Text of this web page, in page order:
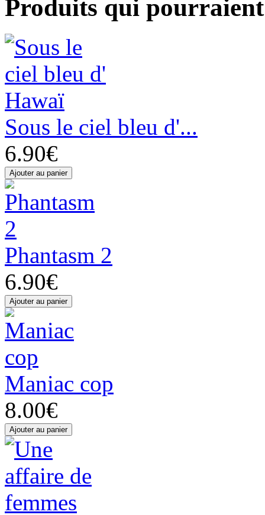
Produits qui
Sous le ciel bleu d'...
6.90€
Phantasm 2
6.90€
Maniac cop
8.00€